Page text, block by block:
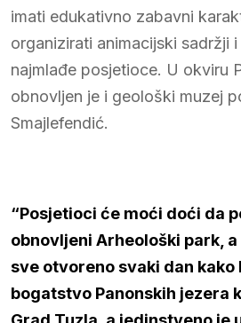
imati edukativno zabavni
organizirati animacijski sadržji
najmlađe posjetioce. U okviru
obnovljen je i geološki muzej
Smajlefendić.
“Posjetioci će moći doći da
obnovljeni Arheološki park,
sve otvoreno svaki dan kako
bogatstvo Panonskih jezera